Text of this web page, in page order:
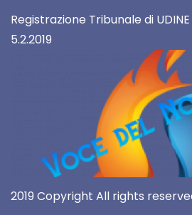
Registrazione Tribunale di
5.2.2019
2019 Copyright All rights